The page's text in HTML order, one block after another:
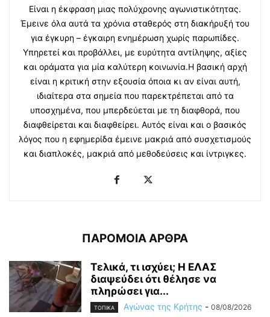
Είναι η έκφραση μιας πολύχρονης αγωνιστικότητας.
Έμεινε όλα αυτά τα χρόνια σταθερός στη διακήρυξή του
για έγκυρη – έγκαιρη ενημέρωση χωρίς παρωπίδες.
Υπηρετεί και προβάλλει, με ευρύτητα αντίληψης, αξίες
και οράματα για μία καλύτερη κοινωνία.Η βασική αρχή
είναι η κριτική στην εξουσία όποια κι αν είναι αυτή,
ιδιαίτερα στα σημεία που παρεκτρέπεται από τα
υποσχημένα, που μπερδεύεται με τη διαφθορά, που
διαφθείρεται και διαφθείρει. Αυτός είναι και ο βασικός
λόγος που η εφημερίδα έμεινε μακριά από συσχετισμούς
και διαπλοκές, μακριά από μεθοδεύσεις και ίντριγκες.
ΠΑΡΟΜΟΙΑ ΑΡΘΡΑ
Τελικά, τι ισχύει; Η ΕΛΑΣ
διαψεύδει ότι θέλησε να
πληρώσει για...
ΤΟΠΙΚΑ Αγώνας της Κρήτης - 08/08/2026